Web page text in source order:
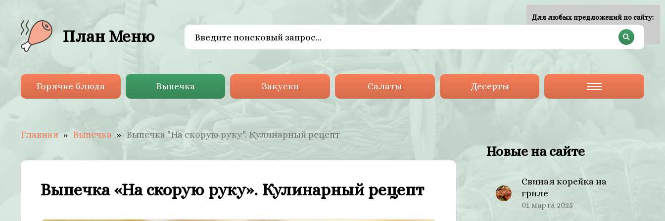
План Меню
Горячие блюда Выпечка Закуски Салаты Десерты
Главная Выпечка Выпечка "На скорую руку". Кулинарный рецепт
Выпечка «На скорую руку». Кулинарный рецепт
Новые на сайте
Свиная корейка на
гриле
01 марта 2025
Для любых предложений по сайту: